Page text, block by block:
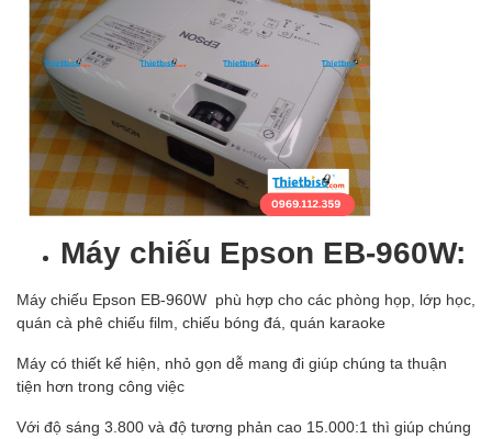
Máy chiếu Epson EB-960W:
Máy chiếu Epson EB-960W phù hợp cho các phòng họp, lớp học,
quán cà phê chiếu film, chiếu bóng đá, quán karaoke
Máy có thiết kế hiện, nhỏ gọn dễ mang đi giúp chúng ta thuận
tiện hơn trong công việc
Với độ sáng 3.800 và độ tương phản cao 15.000:1 thì giúp chúng